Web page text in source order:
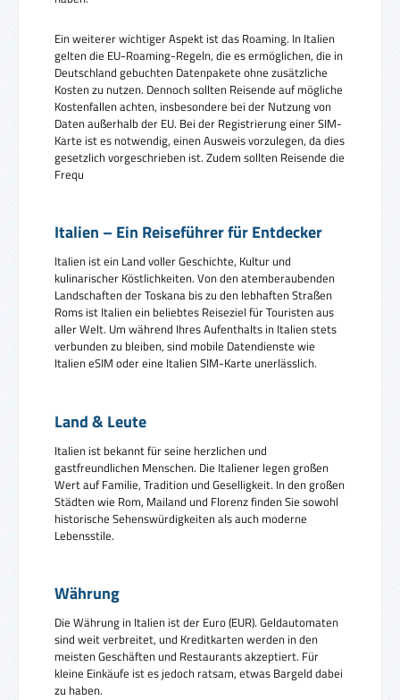
Ein weiterer wichtiger Aspekt ist das Roaming. In Italien
gelten die EU-Roaming-Regeln, die es ermöglichen, die in
Deutschland gebuchten Datenpakete ohne zusätzliche
Kosten zu nutzen. Dennoch sollten Reisende auf mögliche
Kostenfallen achten, insbesondere bei der Nutzung von
Daten außerhalb der EU. Bei der Registrierung einer SIM-
Karte ist es notwendig, einen Ausweis vorzulegen, da dies
gesetzlich vorgeschrieben ist. Zudem sollten Reisende die
Frequ
Italien – Ein Reiseführer für Entdecker
Italien ist ein Land voller Geschichte, Kultur und
kulinarischer Köstlichkeiten. Von den atemberaubenden
Landschaften der Toskana bis zu den lebhaften Straßen
Roms ist Italien ein beliebtes Reiseziel für Touristen aus
aller Welt. Um während Ihres Aufenthalts in Italien stets
verbunden zu bleiben, sind mobile Datendienste wie
Italien eSIM oder eine Italien SIM-Karte unerlässlich.
Land & Leute
Italien ist bekannt für seine herzlichen und
gastfreundlichen Menschen. Die Italiener legen großen
Wert auf Familie, Tradition und Geselligkeit. In den großen
Städten wie Rom, Mailand und Florenz finden Sie sowohl
historische Sehenswürdigkeiten als auch moderne
Lebensstile.
Währung
Die Währung in Italien ist der Euro (EUR). Geldautomaten
sind weit verbreitet, und Kreditkarten werden in den
meisten Geschäften und Restaurants akzeptiert. Für
kleine Einkäufe ist es jedoch ratsam, etwas Bargeld dabei
zu haben.